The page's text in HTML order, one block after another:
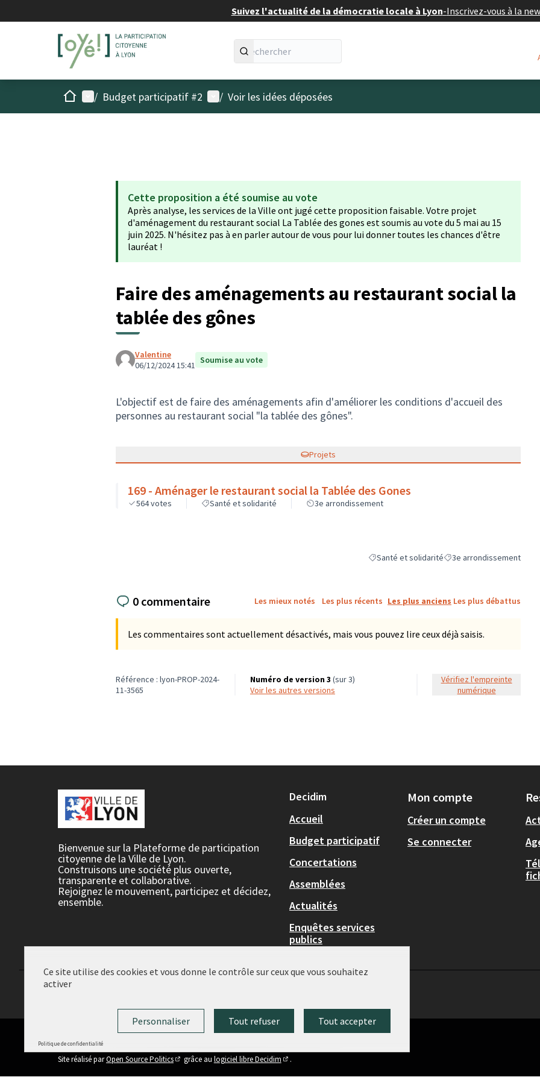
Suivez l'actualité de la démocratie locale à Lyon-Inscrivez-vous à la
AccueilMenu principal
/ Budget participatif #2 Menu utilisateur
/ Voir les idées déposées
Cette proposition a été soumise au vote
Après analyse, les services de la Ville ont jugé cette proposition faisable. Votre projet
d'aménagement du restaurant social La Tablée des gones est soumis au vote du 5 mai au 15
juin 2025. N'hésitez pas à en parler autour de vous pour lui donner toutes les chances d'être
lauréat !
Faire des aménagements au restaurant social la
tablée des gônes
Valentine
06/12/2024 15:41 Soumise au vote
L'objectif est de faire des aménagements afin d'améliorer les conditions d'accueil des
personnes au restaurant social "la tablée des gônes".
Projets
169 - Aménager le restaurant social la Tablée des Gones
564votes Santé et solidarité 3e arrondissement
Filtrer les résultats de la catégorie : Santé et
Santé et solidaritéFiltrer les résultats pour la
3e arrondissement
0 commentaire Les mieux notés Les plus récents Les plus anciens Les plus débattus
Les commentaires sont actuellement désactivés, mais vous pouvez lire ceux déjà saisis.
Référence : lyon-PROP-2024-
11-3565
Numéro de version 3 (sur 3)
voir les autres versions
Vérifiez l'empreinte
numérique
Bienvenue sur la Plateforme de participation
citoyenne de la Ville de Lyon.
Construisons une société plus ouverte,
transparente et collaborative.
Rejoignez le mouvement, participez et décidez,
ensemble.
Decidim
Accueil
Budget participatif
Concertations
Assemblées
Actualités
Enquêtes services
publics
Mon compte
Créer un compte
Se connecter
(Lien externe)
Site réalisé parOpen Source Politics
(Lien externe)
grâce au logiciel libre Decidim .
Ce site utilise des cookies et vous donne le contrôle sur ceux que vous souhaitez
activer
Tout accepter
Tout refuser
Personnaliser
Politique de confidentialité